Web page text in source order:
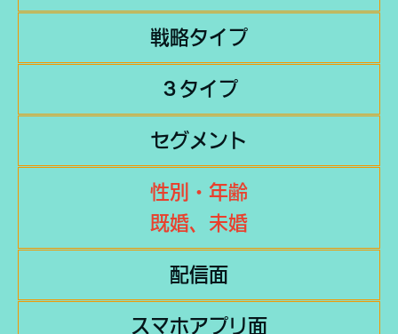
戦略タイプ
３タイプ
セグメント
性別・年齢
既婚、未婚
配信面
スマホアプリ面